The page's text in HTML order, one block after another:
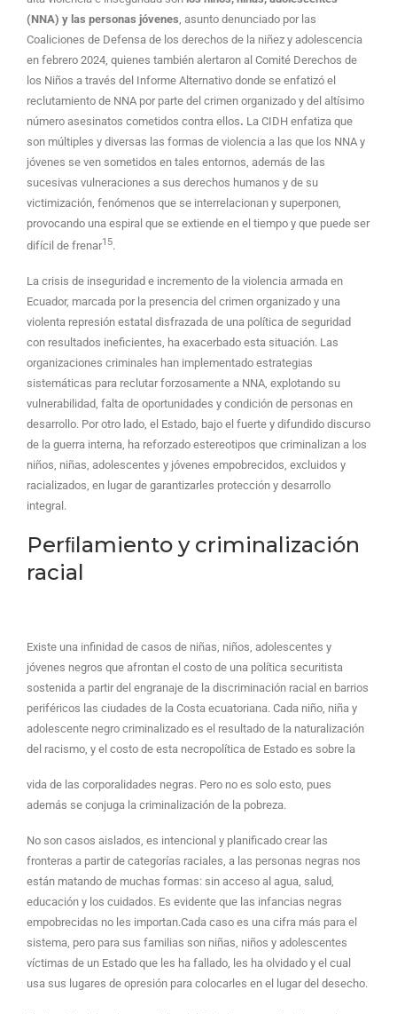
(NNA) y las personas jóvenes , asunto denunciado por las
Coaliciones de Defensa de los derechos de la niñez y adolescencia
en febrero 2024, quienes también alertaron al Comité Derechos de
los Niños a través del Informe Alternativo donde se enfatizó el
reclutamiento de NNA por parte del crimen organizado y del altísimo
número asesinatos cometidos contra ellos. La CIDH enfatiza que
son múltiples y diversas las formas de violencia a las que los NNA y
jóvenes se ven sometidos en tales entornos, además de las
sucesivas vulneraciones a sus derechos humanos y de su
victimización, fenómenos que se interrelacionan y superponen,
provocando una espiral que se extiende en el tiempo y que puede ser
difícil de frenar15.
La crisis de inseguridad e incremento de la violencia armada en
Ecuador, marcada por la presencia del crimen organizado y una
violenta represión estatal disfrazada de una política de seguridad
con resultados ineficientes, ha exacerbado esta situación. Las
organizaciones criminales han implementado estrategias
sistemáticas para reclutar forzosamente a NNA, explotando su
vulnerabilidad, falta de oportunidades y condición de personas en
desarrollo. Por otro lado, el Estado, bajo el fuerte y difundido discurso
de la guerra interna, ha reforzado estereotipos que criminalizan a los
niños, niñas, adolescentes y jóvenes empobrecidos, excluidos y
racializados, en lugar de garantizarles protección y desarrollo
integral.
Perﬁlamiento y criminalización
racial
Existe una infinidad de casos de niñas, niños, adolescentes y
jóvenes negros que afrontan el costo de una política securitista
sostenida a partir del engranaje de la discriminación racial en barrios
periféricos las ciudades de la Costa ecuatoriana. Cada niño, niña y
adolescente negro criminalizado es el resultado de la naturalización
del racismo, y el costo de esta necropolítica de Estado es sobre la
vida de las corporalidades negras. Pero no es solo esto, pues
además se conjuga la criminalización de la pobreza.
No son casos aislados, es intencional y planificado crear las
fronteras a partir de categorías raciales, a las personas negras nos
están matando de muchas formas: sin acceso al agua, salud,
educación y los cuidados. Es evidente que las infancias negras
empobrecidas no les importan.Cada caso es una cifra más para el
sistema, pero para sus familias son niñas, niños y adolescentes
víctimas de un Estado que les ha fallado, les ha olvidado y el cual
usa sus lugares de opresión para colocarles en el lugar del desecho.